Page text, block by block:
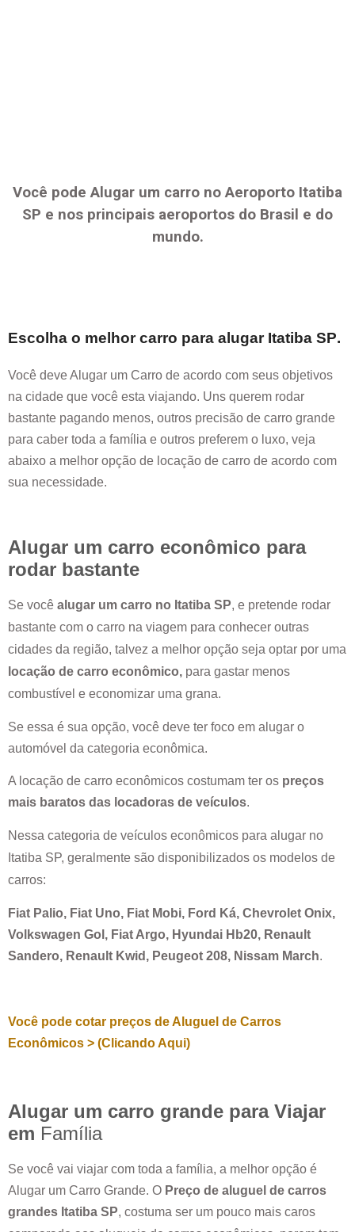
Você pode Alugar um carro no Aeroporto Itatiba
SP e nos principais aeroportos do Brasil e do
mundo.
Escolha o melhor carro para alugar Itatiba SP.
Você deve Alugar um Carro de acordo com seus objetivos
na cidade que você esta viajando. Uns querem rodar
bastante pagando menos, outros precisão de carro grande
para caber toda a família e outros preferem o luxo, veja
abaixo a melhor opção de locação de carro de acordo com
sua necessidade.
Alugar um carro econômico para
rodar bastante
Se você alugar um carro no Itatiba SP, e pretende rodar
bastante com o carro na viagem para conhecer outras
cidades da região, talvez a melhor opção seja optar por uma
locação de carro econômico, para gastar menos
combustível e economizar uma grana.
Se essa é sua opção, você deve ter foco em alugar o
automóvel da categoria econômica.
A locação de carro econômicos costumam ter os preços
mais baratos das locadoras de veículos.
Nessa categoria de veículos econômicos para alugar no
Itatiba SP, geralmente são disponibilizados os modelos de
carros:
Fiat Palio, Fiat Uno, Fiat Mobi, Ford Ká, Chevrolet Onix,
Volkswagen Gol, Fiat Argo, Hyundai Hb20, Renault
Sandero, Renault Kwid, Peugeot 208, Nissam March.
Você pode cotar preços de Aluguel de Carros
Econômicos > (Clicando Aqui)
Alugar um carro grande para Viajar
em Família
Se você vai viajar com toda a família, a melhor opção é
Alugar um Carro Grande. O Preço de aluguel de carros
grandes Itatiba SP, costuma ser um pouco mais caros